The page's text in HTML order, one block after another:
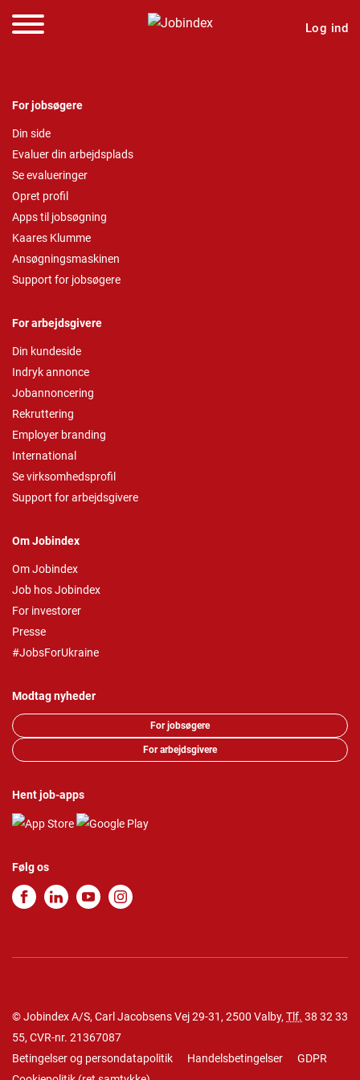
Log ind
For jobsøgere
Din side
Evaluer din arbejdsplads
Se evalueringer
Opret profil
Apps til jobsøgning
Kaares Klumme
Ansøgningsmaskinen
Support for jobsøgere
For arbejdsgivere
Din kundeside
Indryk annonce
Jobannoncering
Rekruttering
Employer branding
International
Se virksomhedsprofil
Support for arbejdsgivere
Om Jobindex
Om Jobindex
Job hos Jobindex
For investorer
Presse
#JobsForUkraine
Modtag nyheder
For jobsøgere
For arbejdsgivere
Hent job-apps
Følg os
© Jobindex A/S, Carl Jacobsens Vej 29-31, 2500 Valby, Tlf. 38 32 33
55, CVR-nr. 21367087
Betingelser og persondatapolitik
Handelsbetingelser
GDPR